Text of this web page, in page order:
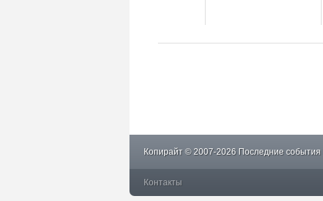
Копирайт © 2007-2026 Последние
Контакты